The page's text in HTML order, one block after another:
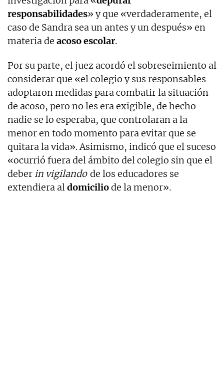
responsabilidades» y que «verdaderamente, el
caso de Sandra sea un antes y un después» en
materia de acoso escolar.
Por su parte, el juez acordó el sobreseimiento al
considerar que «el colegio y sus responsables
adoptaron medidas para combatir la situación
de acoso, pero no les era exigible, de hecho
nadie se lo esperaba, que controlaran a la
menor en todo momento para evitar que se
quitara la vida». Asimismo, indicó que el suceso
«ocurrió fuera del ámbito del colegio sin que el
deberin vigilando de los educadores se
extendiera aldomiciliode la menor».